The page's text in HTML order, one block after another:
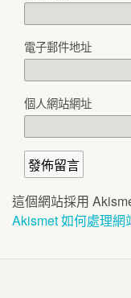
電子郵件地址
個人網站網址
這個網站採用
Akismet 如何處理網